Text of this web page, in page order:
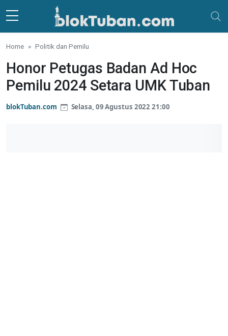
Skip to main content
Home Politik dan Pemilu
Honor Petugas Badan Ad Hoc
Pemilu 2024 Setara UMK Tuban
blokTuban.com Selasa, 09 Agustus 2022 21:00